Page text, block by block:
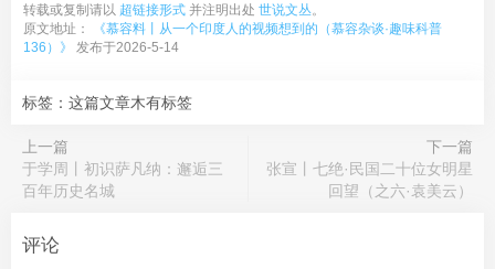
转载或复制请以 超链接形式 并注明出处 世说文丛。
原文地址：
《慕容料丨从一个印度人的视频想到的（慕容杂谈·趣味科普
136）》
发布于2026-5-14
标签：这篇文章木有标签
上一篇
于学周丨初识萨凡纳：邂逅三
百年历史名城
下一篇
张宣丨七绝·民国二十位女明星
回望（之六·袁美云）
评论